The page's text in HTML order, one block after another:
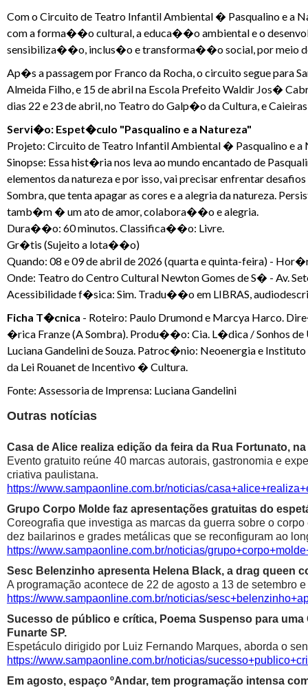
Com o Circuito de Teatro Infantil Ambiental � Pasqualino e a
com a forma��o cultural, a educa��o ambiental e o
sensibiliza��o, inclus�o e transforma��o social, por meio
Ap�s a passagem por Franco da Rocha, o circuito segue
Almeida Filho, e 15 de abril na Escola Prefeito Waldir Jos�
dias 22 e 23 de abril, no Teatro do Galp�o da Cultura, e
Servi�o: Espet�culo "Pasqualino e a Natureza"
Projeto: Circuito de Teatro Infantil Ambiental � Pasqualino e a
Sinopse: Essa hist�ria nos leva ao mundo encantado de
elementos da natureza e por isso, vai precisar enfrentar
Sombra, que tenta apagar as cores e a alegria da natureza.
tamb�m � um ato de amor, colabora��o e alegria.
Dura��o: 60 minutos. Classifica��o: Livre.
Gr�tis (Sujeito a lota��o)
Quando: 08 e 09 de abril de 2026 (quarta e quinta-feira) -
Onde: Teatro do Centro Cultural Newton Gomes de S� - Av.
Acessibilidade f�sica: Sim. Tradu��o em LIBRAS,
Ficha T�cnica - Roteiro: Paulo Drumond e Marcya Harco.
�rica Franze (A Sombra). Produ��o: Cia. L�dica / Sonhos
Luciana Gandelini de Souza. Patroc�nio: Neoenergia e
da Lei Rouanet de Incentivo � Cultura.
Fonte: Assessoria de Imprensa: Luciana Gandelini
Outras notícias
Casa de Alice realiza edição da feira da Rua Fortunato,
Evento gratuito reúne 40 marcas autorais, gastronomia e
criativa paulistana.
https://www.sampaonline.com.br/noticias/
Grupo Corpo Molde faz apresentações gratuitas do
Coreografia que investiga as marcas da guerra sobre o
dez bailarinos e grades metálicas que se reconfiguram ao
https://www.sampaonline.com.br/noticias/
Sesc Belenzinho apresenta Helena Black, a drag queen
A programação acontece de 22 de agosto a 13 de setembro
https://www.sampaonline.com.br/noticias/
Sucesso de público e crítica, Poema Suspenso para
Funarte SP.
Espetáculo dirigido por Luiz Fernando Marques, aborda o
https://www.sampaonline.com.br/noticias/
Em agosto, espaço ºAndar, tem programação intensa